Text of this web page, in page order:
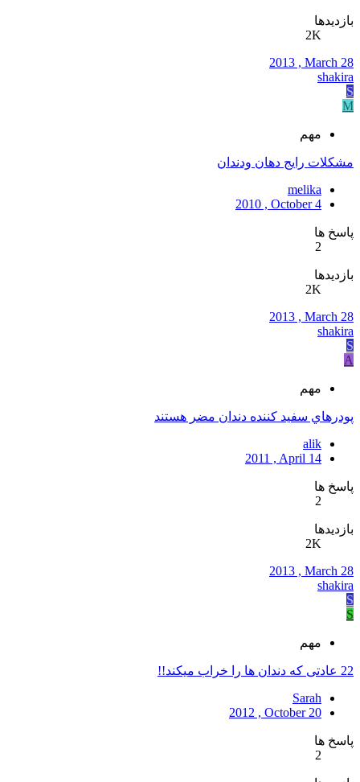
بازدیدها
2K
2013 , March 28
shakira
S
M
مهم
مشكلات رايج دهان ودندان
melika
2010 , October 4
پاسخ ها
2
بازدیدها
2K
2013 , March 28
shakira
S
A
مهم
پودرهاي سفيد كننده دندان مضر هستند
alik
2011 , April 14
پاسخ ها
2
بازدیدها
2K
2013 , March 28
shakira
S
S
مهم
22 عادتی که دندان ها را خراب میکند!!
Sarah
2012 , October 20
پاسخ ها
2